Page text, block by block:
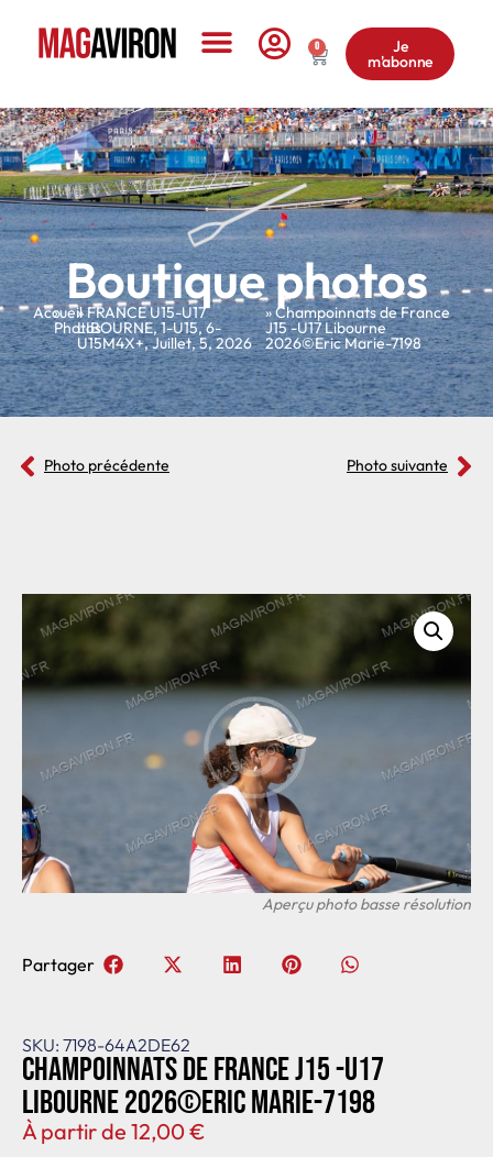
0 Je
m'abonne
Boutique photos
Accueil
»
Photos
»FRANCE U15-U17
LIBOURNE,1-U15,6-
U15M4X+,Juillet,5,2026
» Champoinnats de France
J15 -U17 Libourne
2026©Eric Marie-7198
Photo précédente Photo suivante
SKU: 7198-64A2DE62
Champoinnats de France J15 -U17
Libourne 2026©Eric Marie-7198
À partir de 12,00€
Partager